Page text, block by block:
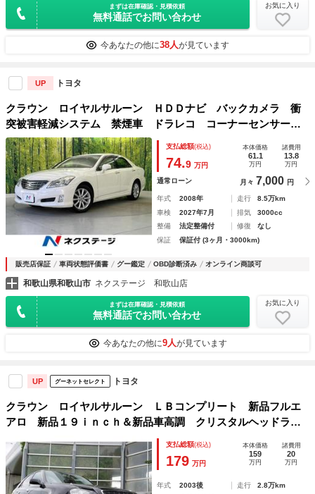
まずは在庫確認・見積依頼
無料通話でお問い合わせ
お気に入り
今あなたの他に38人が見ています
UP トヨタ
クラウン ロイヤルサルーン ＨＤＤナビ バックカメラ 衝
突被害軽減システム 禁煙車 ドラレコ コーナーセンサー
スマートキー ＨＩＤヘッド ビルトインＥＴＣ クルコン
純正１７インチアルミ オートライト デュアルエアコン
支払総額(税込)
74.9 万円
本体価格
61.1
万円
諸費用
13.8
万円
通常ローン 月々 7,000 円
年式 2008年 走行
8.5万km
車検
2027年7月 排気
3000cc
整備
法定整備付 修復
なし
保証
保証付 (3ヶ月・3000km)
販売店保証 車両状態評価書 グー鑑定 OBD診断済み オンライン商談可
和歌山県和歌山市 ネクステージ 和歌山店
まずは在庫確認・見積依頼
無料通話でお問い合わせ
お気に入り
今あなたの他に9人が見ています
UP グーネットセレクト トヨタ
クラウン ロイヤルサルーン ＬＢコンプリート 新品フルエ
アロ 新品１９ｉｎｃｈ＆新品車高調 クリスタルヘッドライ
ト加工 オーバルマフラーテールエンド 黒革調 後期
支払総額(税込)
179 万円
本体価格
159
万円
諸費用
20
万円
年式 2003後 走行
2.8万km